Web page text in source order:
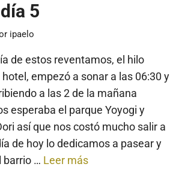
5
ipaelo
de estos reventamos, el hilo
empezó a sonar a las 06:30 y
a las 2 de la mañana
esperaba el parque Yoyogi y
así que nos costó mucho salir a
de hoy lo dedicamos a pasear y
barrio … Leer más